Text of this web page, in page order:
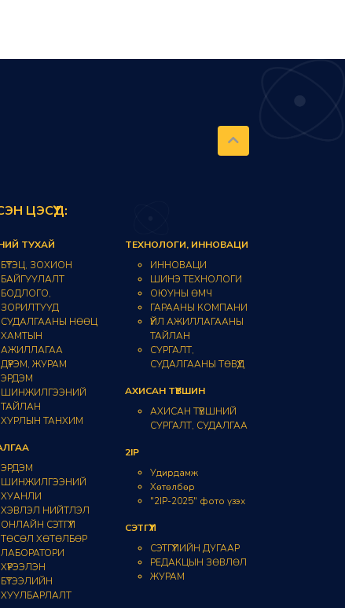
ЦЭСҮҮД:
ТУХАЙ
БҮТЭЦ, ЗОХИОН
БАЙГУУЛАЛТ
БОДЛОГО,
ЗОРИЛТУУД
СУДАЛГААНЫ НӨӨЦ
ХАМТЫН
АЖИЛЛАГАА
ДҮРЭМ, ЖУРАМ
ЭРДЭМ
ШИНЖИЛГЭЭНИЙ
ТАЙЛАН
ХУРЛЫН ТАНХИМ
ЭРДЭМ
ШИНЖИЛГЭЭНИЙ
ХУАНЛИ
ХЭВЛЭЛ НИЙТЛЭЛ
ОНЛАЙН СЭТГҮҮЛ
ТӨСӨЛ ХӨТӨЛБӨР
ЛАБОРАТОРИ
ХҮРЭЭЛЭН
БҮТЭЭЛИЙН
ХУУЛБАРЛАЛТ
ТЕХНОЛОГИ, ИННОВАЦИ
ИННОВАЦИ
ШИНЭ ТЕХНОЛОГИ
ОЮУНЫ ӨМЧ
ГАРААНЫ КОМПАНИ
ҮЙЛ АЖИЛЛАГААНЫ
ТАЙЛАН
СУРГАЛТ,
СУДАЛГААНЫ ТӨВҮҮД
АХИСАН ТҮВШИН
АХИСАН ТҮВШНИЙ
СУРГАЛТ, СУДАЛГАА
2IP
Удирдамж
Хөтөлбөр
"2IP-2025" фото үзэх
СЭТГҮҮЛ
СЭТГҮҮЛИЙН ДУГААР
РЕДАКЦЫН ЗӨВЛӨЛ
ЖУРАМ